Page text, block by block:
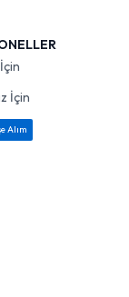
İçin
Alım